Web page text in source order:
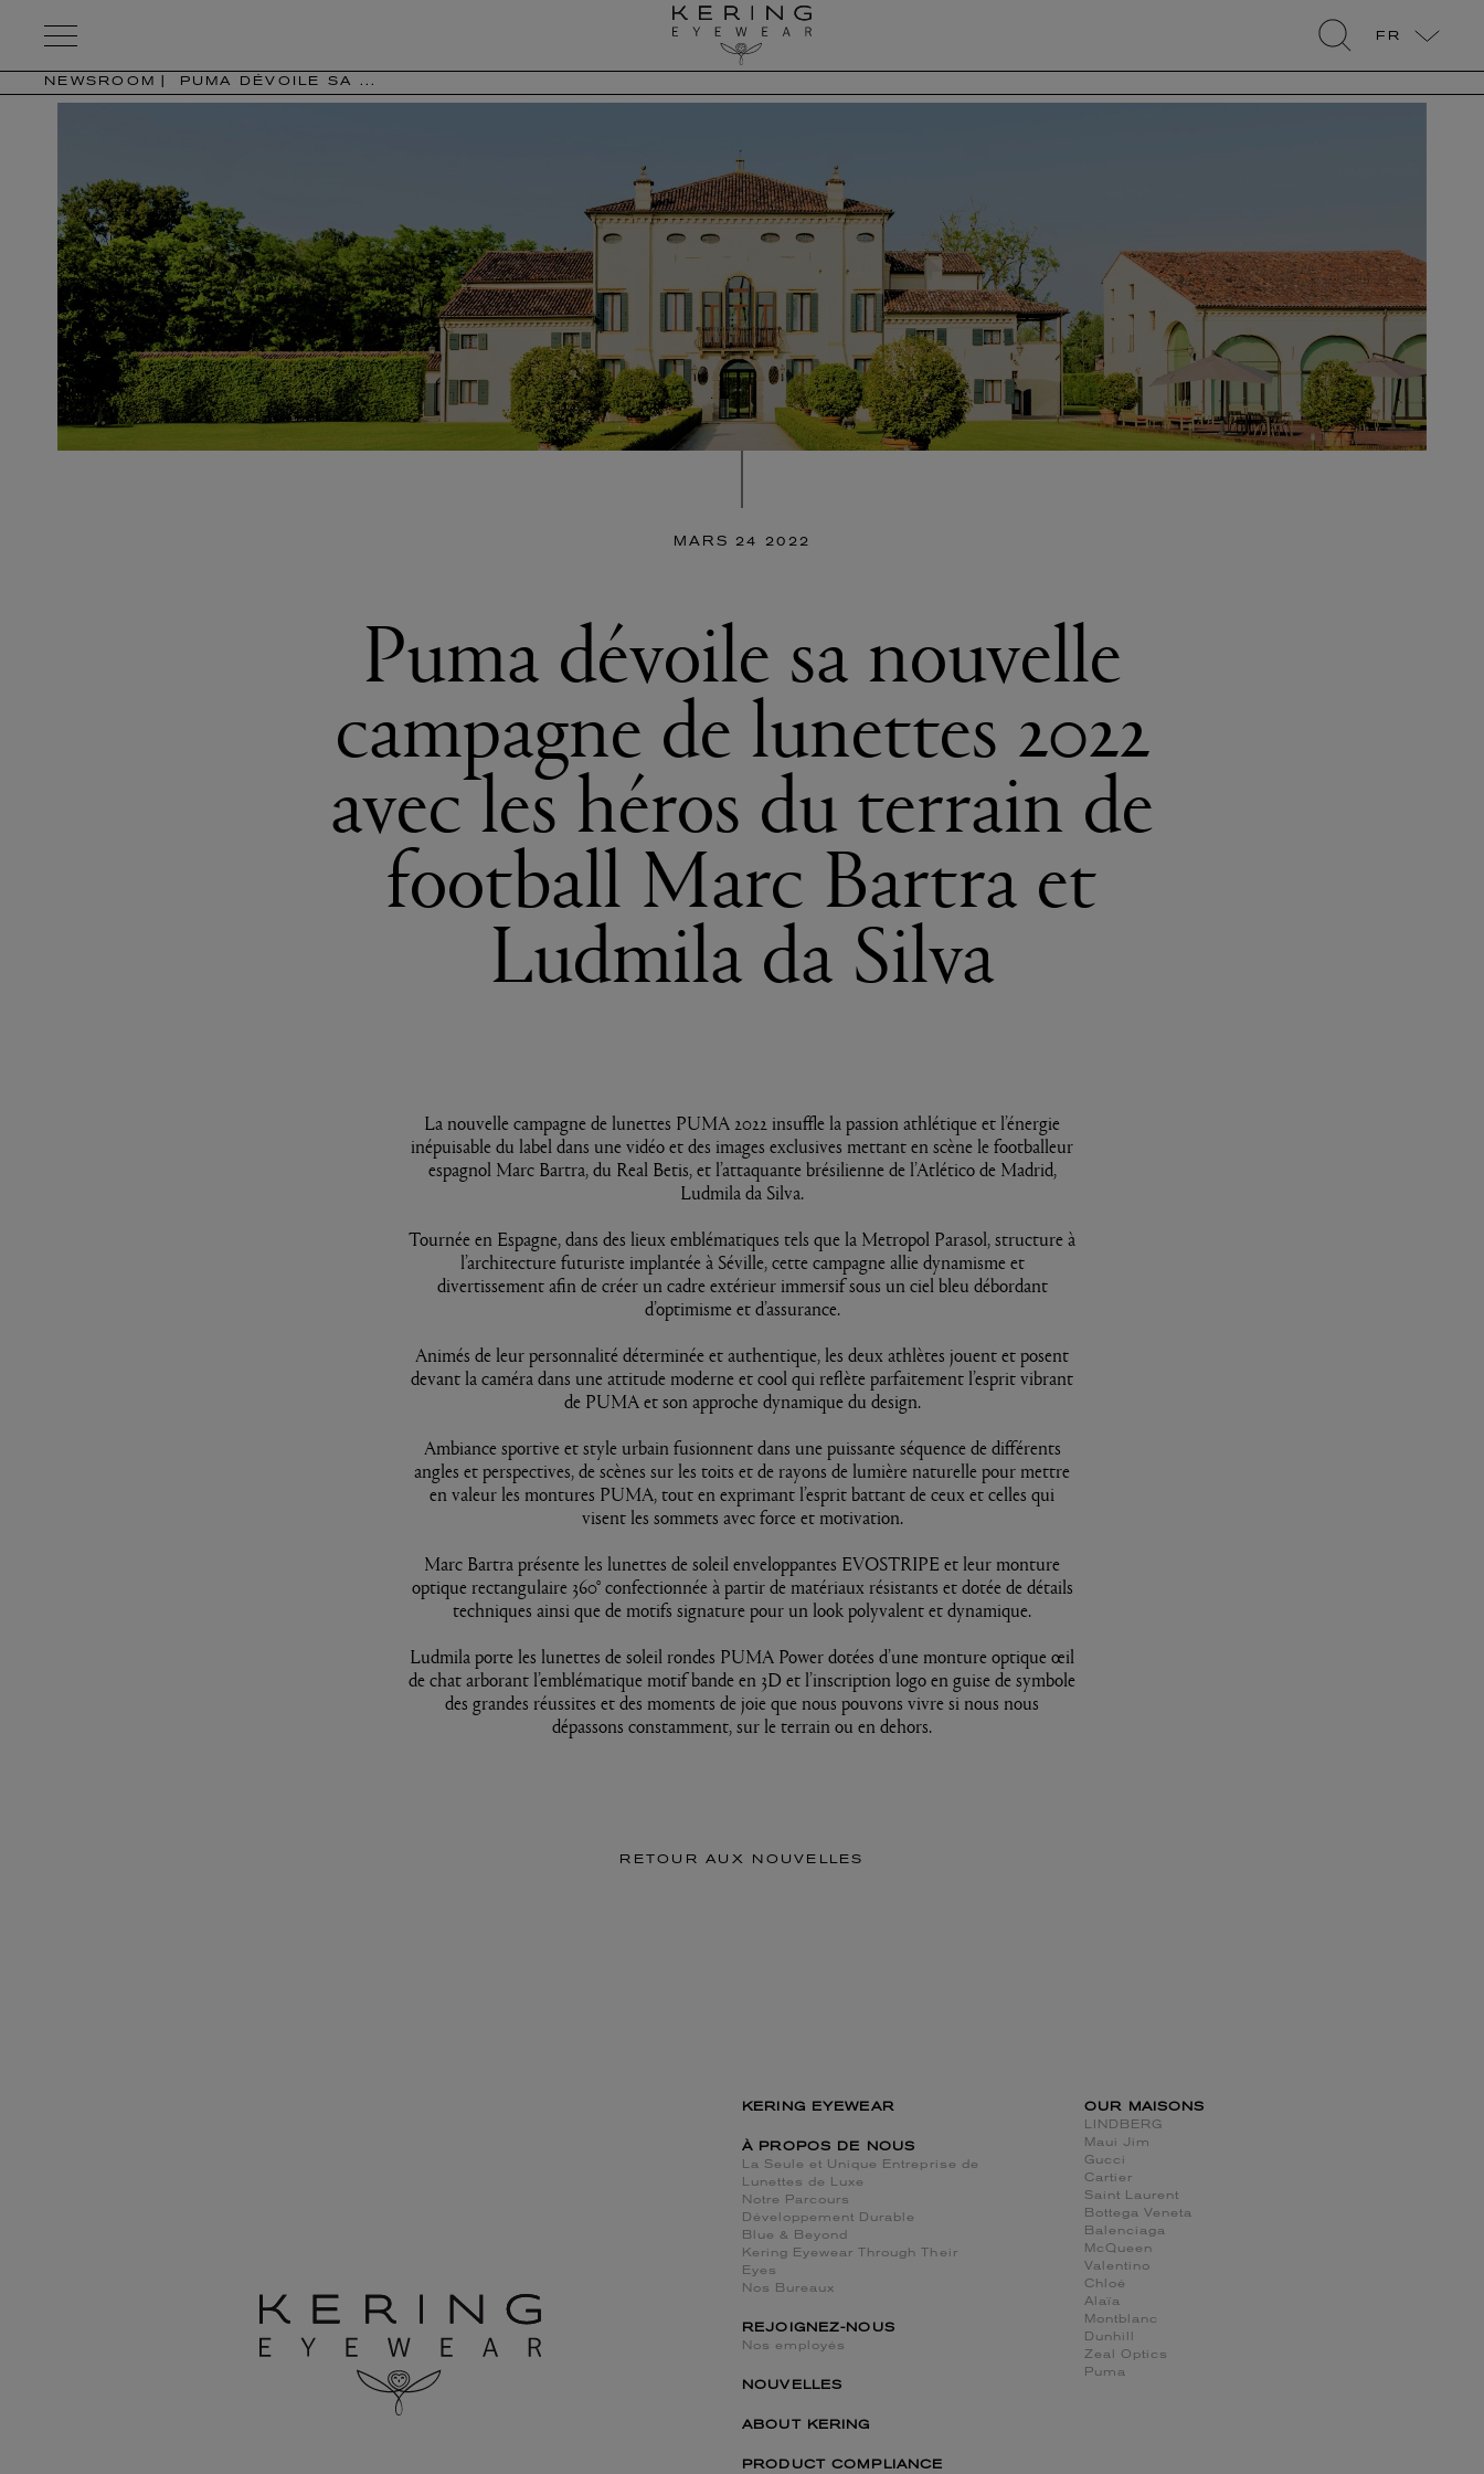
FR
NEWSROOM PUMA DÉVOILE SA ...
MARS 24 2022
Puma dévoile sa nouvelle
campagne de lunettes 2022
avec les héros du terrain de
football Marc Bartra et
Ludmila da Silva
La nouvelle campagne de lunettes PUMA 2022 insuffle la passion athlétique et l’énergie
inépuisable du label dans une vidéo et des images exclusives mettant en scène le footballeur
espagnol Marc Bartra, du Real Betis, et l’attaquante brésilienne de l’Atlético de Madrid,
Ludmila da Silva.
Tournée en Espagne, dans des lieux emblématiques tels que la Metropol Parasol, structure à
l’architecture futuriste implantée à Séville, cette campagne allie dynamisme et
divertissement afin de créer un cadre extérieur immersif sous un ciel bleu débordant
d’optimisme et d’assurance.
Animés de leur personnalité déterminée et authentique, les deux athlètes jouent et posent
devant la caméra dans une attitude moderne et cool qui reflète parfaitement l’esprit vibrant
de PUMA et son approche dynamique du design.
Ambiance sportive et style urbain fusionnent dans une puissante séquence de différents
angles et perspectives, de scènes sur les toits et de rayons de lumière naturelle pour mettre
en valeur les montures PUMA, tout en exprimant l’esprit battant de ceux et celles qui
visent les sommets avec force et motivation.
Marc Bartra présente les lunettes de soleil enveloppantes EVOSTRIPE et leur monture
optique rectangulaire 360° confectionnée à partir de matériaux résistants et dotée de détails
techniques ainsi que de motifs signature pour un look polyvalent et dynamique.
Ludmila porte les lunettes de soleil rondes PUMA Power dotées d’une monture optique œil
de chat arborant l’emblématique motif bande en 3D et l’inscription logo en guise de symbole
des grandes réussites et des moments de joie que nous pouvons vivre si nous nous
dépassons constamment, sur le terrain ou en dehors.
RETOUR AUX NOUVELLES
KERING EYEWEAR
À PROPOS DE NOUS
La Seule et Unique Entreprise de
Lunettes de Luxe
Notre Parcours
Développement Durable
Blue & Beyond
Kering Eyewear Through Their
Eyes
Nos Bureaux
REJOIGNEZ-NOUS
Nos employés
NOUVELLES
ABOUT KERING
PRODUCT COMPLIANCE
OUR MAISONS
LINDBERG
Maui Jim
Gucci
Cartier
Saint Laurent
Bottega Veneta
Balenciaga
McQueen
Valentino
Chloé
Alaïa
Montblanc
Dunhill
Zeal Optics
Puma